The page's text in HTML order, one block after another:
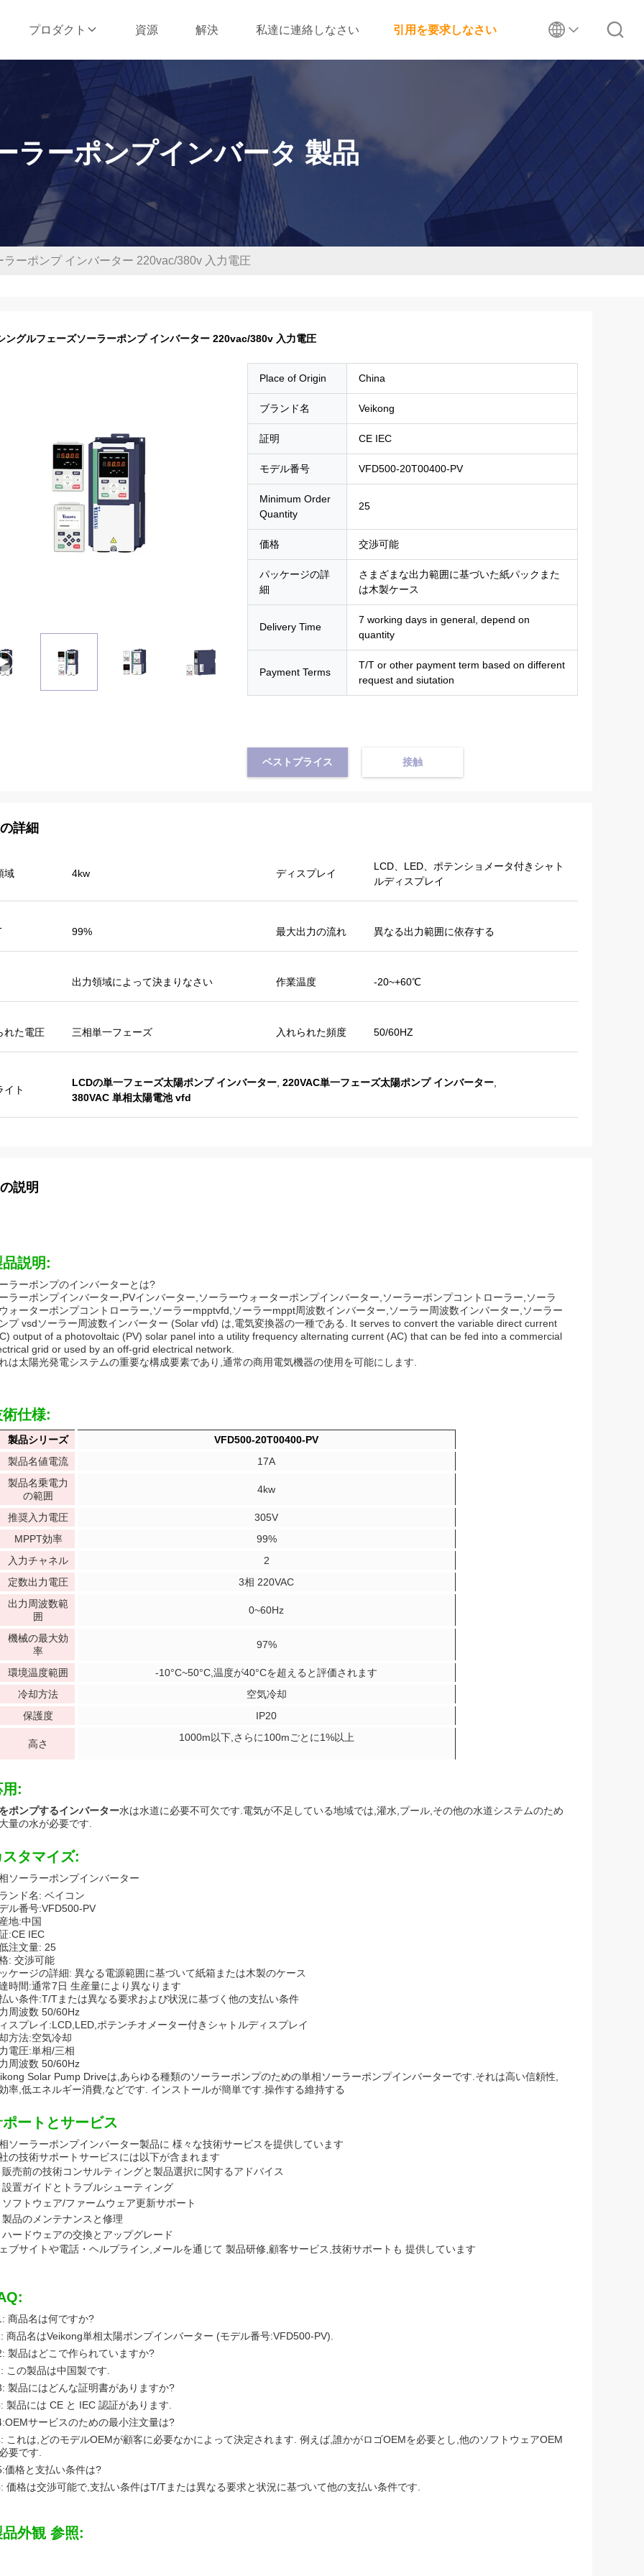
プロダクト 資源 解決 私達に連絡しなさい 引用を要求しなさい
ラーポンプインバータ 製品
ラーポンプ インバーター 220vac/380v 入力電圧
は他が変動
た出力電流
くのエネル
良質に実際にあり、私達はまた展覧会のた
る。昨年たった1つのローカル代理店があ
ングルフェーズソーラーポンプ インバーター 220vac/380v 入力電圧
Place of Origin China
ブランド名 Veikong
証明 CE IEC
モデル番号 VFD500-20T00400-PV
Minimum Order
Quantity
25
価格 交渉可能
パッケージの詳
細
さまざまな出力範囲に基づいた紙パックまた
は木製ケース
Delivery Time
7 working days in general, depend on
quantity
Payment Terms
T/T or other payment term based on different
request and siutation
ベストプライス 接触
詳細
域 4kw ディスプレイ
LCD、LED、ポテンショメータ付きシャト
ルディスプレイ
99% 最大出力の流れ 異なる出力範囲に依存する
出力領域によって決まりなさい 作業温度 -20~+60℃
れた電圧 三相単一フェーズ 入れられた頻度 50/60HZ
イト
LCDの単一フェーズ太陽ポンプ インバーター 220VAC単一フェーズ太陽ポンプ インバーター
380VAC 単相太陽電池 vfd
説明
説明:
ラーポンプのインバーターとは?
ラーポンプインバーター,PVインバーター,ソーラーウォーターポンプインバーター,ソーラーポンプコントローラー,ソーラ
ォーターポンプコントローラー,ソーラーmpptvfd,ソーラーmppt周波数インバーター,ソーラー周波数インバーター,ソーラー
プ vsdソーラー周波数インバーター (Solar vfd) は,電気変換器の一種である. It serves to convert the variable direct current
output of a photovoltaic (PV) solar panel into a utility frequency alternating current (AC) that can be fed into a commercial
grid or used by an off-grid electrical network.
は太陽光発電システムの重要な構成要素であり,通常の商用電気機器の使用を可能にします.
仕様:
製品シリーズ
VFD500-20T00400-PV
製品名値電流
17A
製品名乗電力
の範囲
4kw
推奨入力電圧
305V
MPPT効率
99%
入力チャネル
2
定数出力電圧
3相 220VAC
出力周波数範
囲
0~60Hz
機械の最大効
率
97%
環境温度範囲
-10°C~50°C,温度が40°Cを超えると評価されます
冷却方法
空気冷却
保護度
IP20
高さ
1000m以下,さらに100mごとに1%以上
用:
ポンプするインバーター水は水道に必要不可欠です.電気が不足している地域では,灌水,プール,その他の水道システムのため
量の水が必要です.
スタマイズ:
ソーラーポンプインバーター
ンド名: ベイコン
ル番号:VFD500-PV
地:中国
:CE IEC
注文量: 25
: 交渉可能
ケージの詳細: 異なる電源範囲に基づいて紙箱または木製のケース
時間:通常7日 生産量により異なります
い条件:T/Tまたは異なる要求および状況に基づく他の支払い条件
周波数 50/60Hz
スプレイ:LCD,LED,ポテンチオメーター付きシャトルディスプレイ
方法:空気冷却
電圧:単相/三相
周波数 50/60Hz
Solar Pump Driveは,あらゆる種類のソーラーポンプのための単相ソーラーポンプインバーターです.それは高い信頼性,
率,低エネルギー消費,などです. インストールが簡単です.操作する維持する
ートとサービス
ソーラーポンプインバーター製品に 様々な技術サービスを提供しています
の技術サポートサービスには以下が含まれます
販売前の技術コンサルティングと製品選択に関するアドバイス
設置ガイドとトラブルシューティング
ソフトウェア/ファームウェア更新サポート
製品のメンテナンスと修理
ハードウェアの交換とアップグレード
ブサイトや電話・ヘルプライン,メールを通じて 製品研修,顧客サービス,技術サポートも 提供しています
商品名は何ですか?
商品名はVeikong単相太陽ポンプインバーター (モデル番号:VFD500-PV).
製品はどこで作られていますか?
この製品は中国製です.
製品にはどんな証明書がありますか?
製品には CE と IEC 認証があります.
サービスのための最小注文量は?
これは,どのモデルOEMが顧客に必要なかによって決定されます. 例えば,誰かがロゴOEMを必要とし,他のソフトウェアOEM
要です.
価格と支払い条件は?
価格は交渉可能で,支払い条件はT/Tまたは異なる要求と状況に基づいて他の支払い条件です.
品外観 参照: